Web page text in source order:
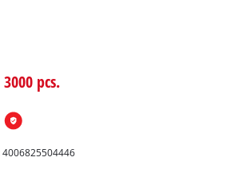
pcs.
4006825504446